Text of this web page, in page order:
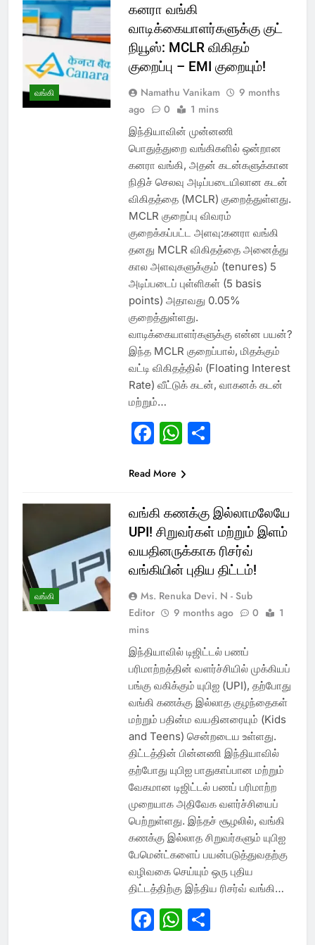
வங்கி
கனரா வங்கி
வாடிக்கையாளர்களுக்கு குட்
நியூஸ்: MCLR விகிதம்
குறைப்பு – EMI குறையும்!
Namathu Vanikam
9 months
ago
0 1 mins
இந்தியாவின் முன்னணி
பொதுத்துறை வங்கிகளில் ஒன்றான
கனரா வங்கி, அதன் கடன்களுக்கான
நிதிச் செலவு அடிப்படையிலான கடன்
விகிதத்தை (MCLR) குறைத்துள்ளது.
MCLR குறைப்பு விவரம்
குறைக்கப்பட்ட அளவு:கனரா வங்கி
தனது MCLR விகிதத்தை அனைத்து
கால அளவுகளுக்கும் (tenures) 5
அடிப்படைப் புள்ளிகள் (5 basis
points) அதாவது 0.05%
குறைத்துள்ளது.
வாடிக்கையாளர்களுக்கு என்ன பயன்?
இந்த MCLR குறைப்பால், மிதக்கும்
வட்டி விகிதத்தில் (Floating Interest
Rate) வீட்டுக் கடன், வாகனக் கடன்
மற்றும்…
Facebook
WhatsApp
Share
Read More
வங்கி
வங்கி கணக்கு இல்லாமலேயே
UPI! சிறுவர்கள் மற்றும் இளம்
வயதினருக்காக ரிசர்வ்
வங்கியின் புதிய திட்டம்!
Ms. Renuka Devi. N - Sub
Editor
9 months ago 0
1
mins
இந்தியாவில் டிஜிட்டல் பணப்
பரிமாற்றத்தின் வளர்ச்சியில் முக்கியப்
பங்கு வகிக்கும் யுபிஐ (UPI), தற்போது
வங்கி கணக்கு இல்லாத குழந்தைகள்
மற்றும் பதின்ம வயதினரையும் (Kids
and Teens) சென்றடைய உள்ளது.
திட்டத்தின் பின்னணி இந்தியாவில்
தற்போது யுபிஐ பாதுகாப்பான மற்றும்
வேகமான டிஜிட்டல் பணப் பரிமாற்ற
முறையாக அதிவேக வளர்ச்சியைப்
பெற்றுள்ளது. இந்தச் சூழலில், வங்கி
கணக்கு இல்லாத சிறுவர்களும் யுபிஐ
பேமென்ட்களைப் பயன்படுத்துவதற்கு
வழிவகை செய்யும் ஒரு புதிய
திட்டத்திற்கு இந்திய ரிசர்வ் வங்கி…
Facebook
WhatsApp
Share